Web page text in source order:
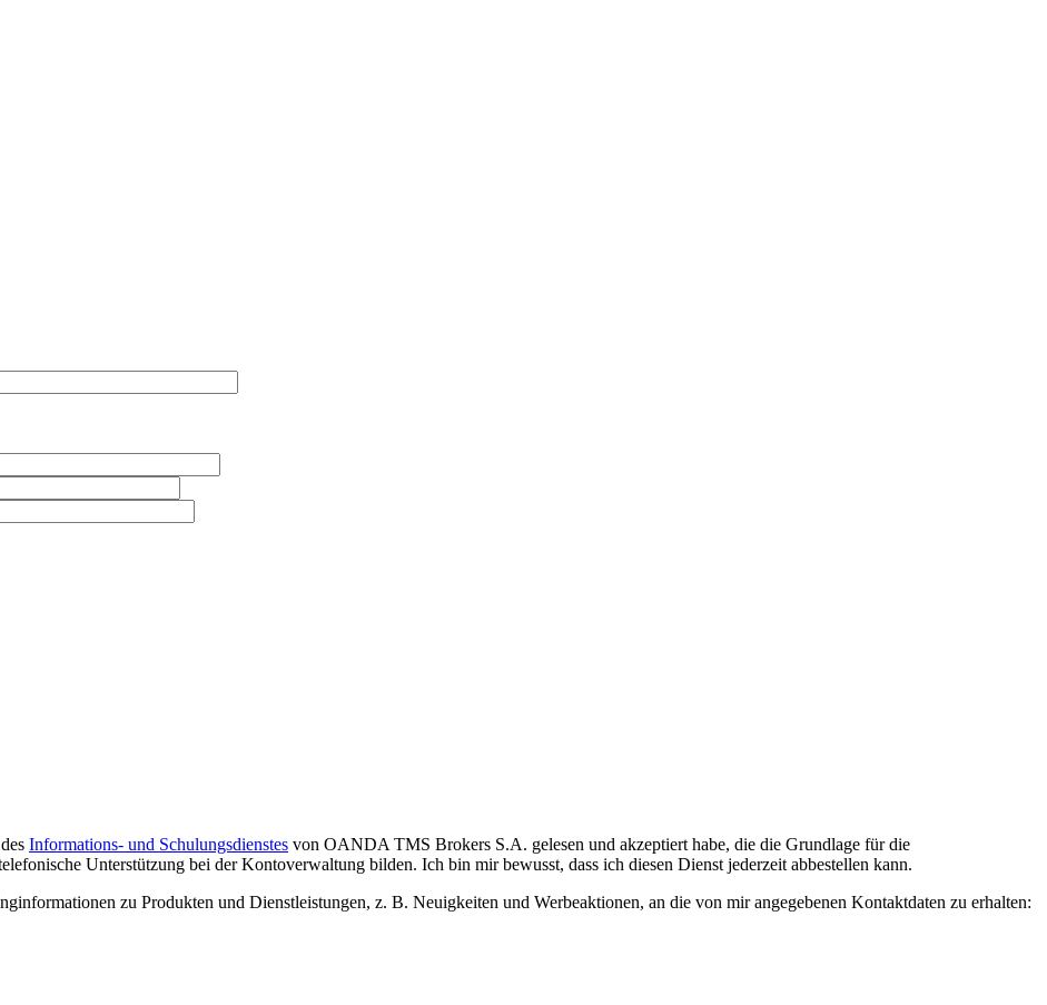
Informations- und Schulungsdienstes von OANDA TMS Brokers S.A. gelesen und akzeptiert habe, die die Grundlage für die
Unterstützung bei der Kontoverwaltung bilden. Ich bin mir bewusst, dass ich diesen Dienst jederzeit abbestellen kann.
zu Produkten und Dienstleistungen, z. B. Neuigkeiten und Werbeaktionen, an die von mir angegebenen Kontaktdaten zu erhalten: